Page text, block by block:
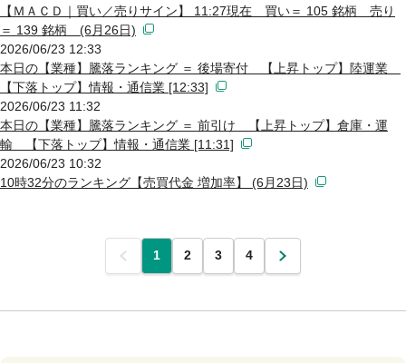
【ＭＡＣＤ｜買い／売りサイン】 11:27現在 買い＝ 105 銘柄 売り
＝ 139 銘柄 (6月26日)
2026/06/23 12:33
本日の【業種】騰落ランキング ＝ 後場寄付 【上昇トップ】陸運業
【下落トップ】情報・通信業 [12:33]
2026/06/23 11:32
本日の【業種】騰落ランキング ＝ 前引け 【上昇トップ】倉庫・運
輸 【下落トップ】情報・通信業 [11:31]
2026/06/23 10:32
10時32分のランキング【売買代金 増加率】 (6月23日)
前 1 2 3 4 次